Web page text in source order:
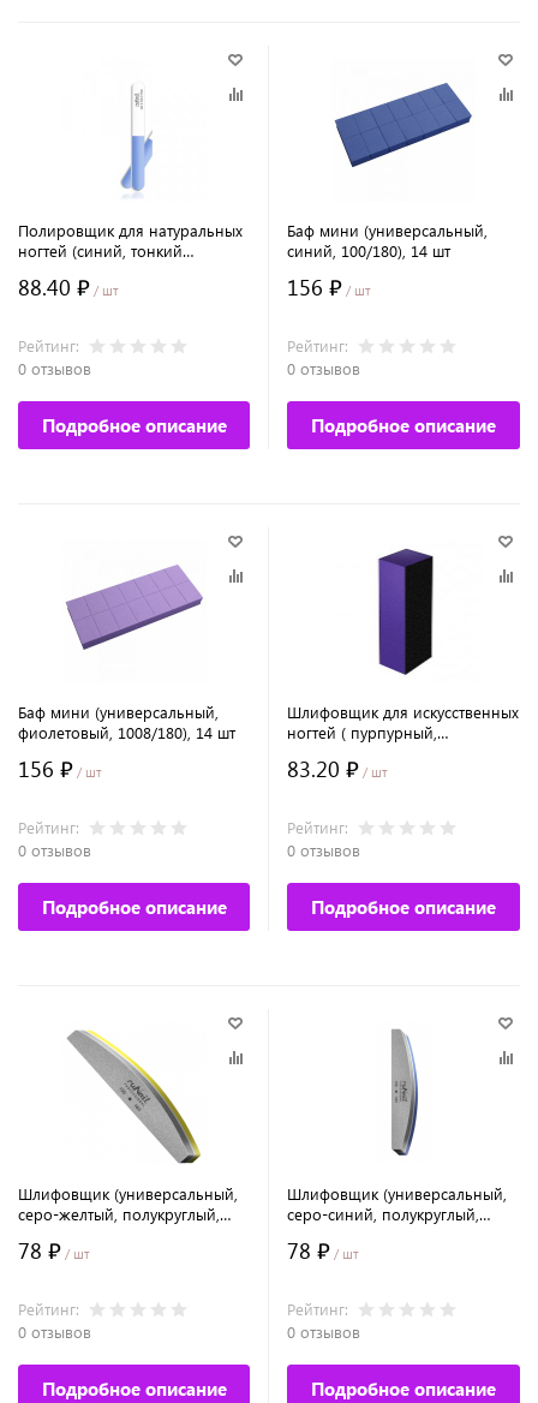
Полировщик для натуральных
ногтей (синий, тонкий
88.40 ₽ / шт
Рейтинг:
0 отзывов
Подробное описание
Баф мини (универсальный,
синий, 100/180), 14 шт
156 ₽ / шт
Рейтинг:
0 отзывов
Подробное описание
Баф мини (универсальный,
фиолетовый, 1008/180), 14 шт
156 ₽ / шт
Рейтинг:
0 отзывов
Подробное описание
Шлифовщик для искусственных
ногтей ( пурпурный,
83.20 ₽ / шт
Рейтинг:
0 отзывов
Подробное описание
Шлифовщик (универсальный,
серо-желтый, полукруглый,
78 ₽ / шт
Рейтинг:
0 отзывов
Подробное описание
Шлифовщик (универсальный,
серо-синий, полукруглый,
78 ₽ / шт
Рейтинг:
0 отзывов
Подробное описание